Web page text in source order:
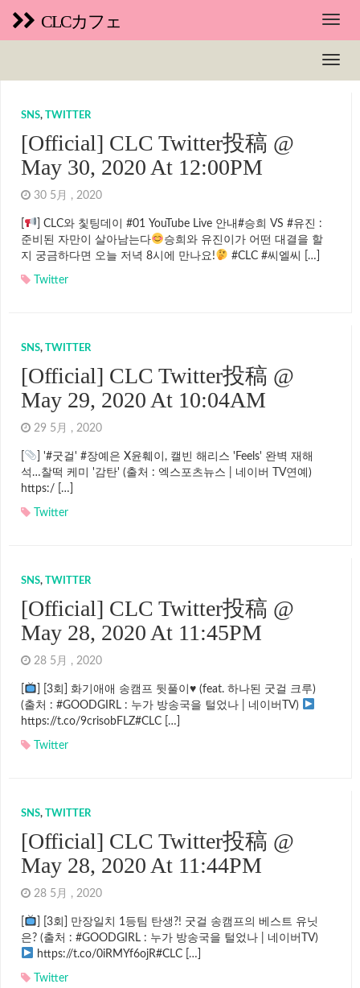
CLCカフェ
SNS, TWITTER
[Official] CLC Twitter投稿 @
May 30, 2020 At 12:00PM
30 5月 , 2020
] CLC와 칯팅데이 #01 YouTube Live 안내#승희 VS #유진 :
준비된 자만이 살아남는다
승희와 유진이가 어떤 대결을 할
지 궁금하다면 오늘 저녁 8시에 만나요!
#CLC #씨엘씨 […]
Twitter
SNS, TWITTER
[Official] CLC Twitter投稿 @
May 29, 2020 At 10:04AM
29 5月 , 2020
] '#굿걸' #장예은 X윤훼이, 캘빈 해리스 'Feels' 완벽 재해
석…찰떡 케미 '감탄' (출처 : 엑스포츠뉴스 | 네이버 TV연예)
https:/ […]
Twitter
SNS, TWITTER
[Official] CLC Twitter投稿 @
May 28, 2020 At 11:45PM
28 5月 , 2020
] [3회] 화기애애 송캠프 뒷풀이♥ (feat. 하나된 굿걸 크루)
(출처 : #GOODGIRL : 누가 방송국을 털었나 | 네이버TV)
https://t.co/9crisobFLZ#CLC […]
Twitter
SNS, TWITTER
[Official] CLC Twitter投稿 @
May 28, 2020 At 11:44PM
28 5月 , 2020
] [3회] 만장일치 1등팀 탄생?! 굿걸 송캠프의 베스트 유닛
은? (출처 : #GOODGIRL : 누가 방송국을 털었나 | 네이버TV)
https://t.co/0iRMYf6ojR#CLC […]
Twitter